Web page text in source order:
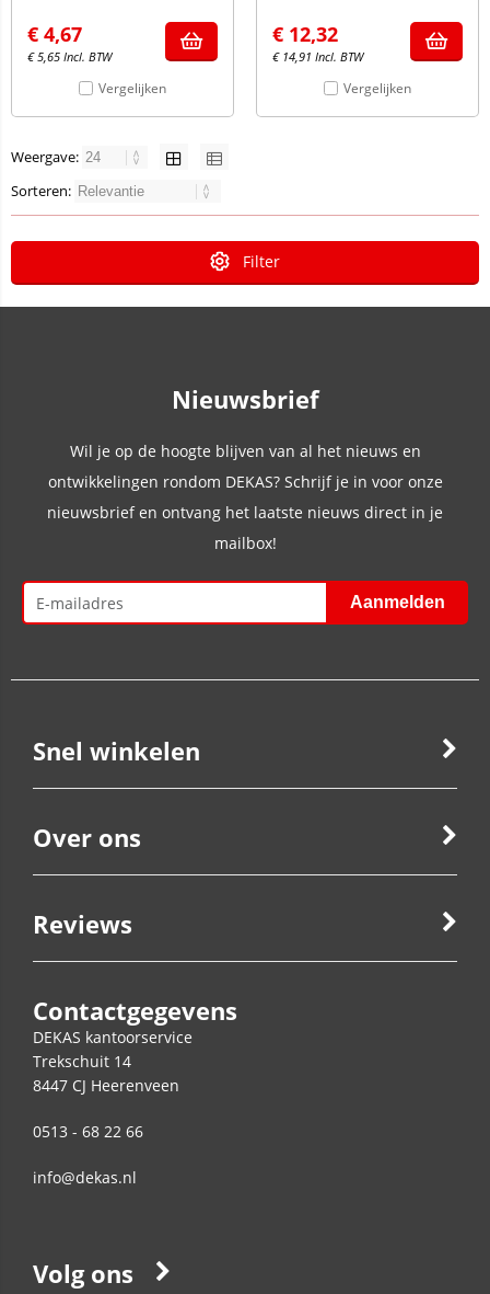
€ 4,67
€5,65 Incl. BTW
Vergelijken
€ 12,32
€ 14,91 Incl. BTW
Vergelijken
Weergave:
Sorteren:
Filter
Nieuwsbrief
Wil je op de hoogte blijven van al het nieuws en
ontwikkelingen rondom DEKAS? Schrijf je in voor onze
nieuwsbrief en ontvang het laatste nieuws direct in je
mailbox!
Snel winkelen
Over ons
Reviews
Contactgegevens
DEKAS kantoorservice
Trekschuit 14
8447 CJ Heerenveen
0513 - 68 22 66
info@dekas.nl
Volg ons